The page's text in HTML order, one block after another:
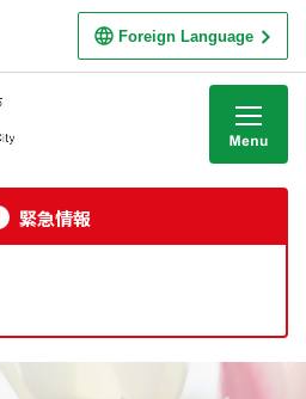
Foreign Language
緊急情報